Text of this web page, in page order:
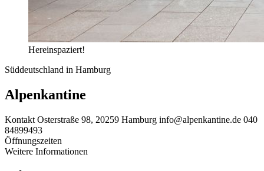
Hereinspaziert!
Süddeutschland in Hamburg
Alpenkantine
Kontakt Osterstraße 98, 20259 Hamburg info@alpenkantine.de 040
84899493
Öffnungszeiten
Weitere Informationen